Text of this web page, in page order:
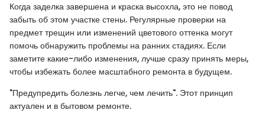
Когда заделка завершена и краска высохла, это не повод
забыть об этом участке стены. Регулярные проверки на
предмет трещин или изменений цветового оттенка могут
помочь обнаружить проблемы на ранних стадиях. Если
заметите какие-либо изменения, лучше сразу принять меры,
чтобы избежать более масштабного ремонта в будущем.
"Предупредить болезнь легче, чем лечить". Этот принцип
актуален и в бытовом ремонте.